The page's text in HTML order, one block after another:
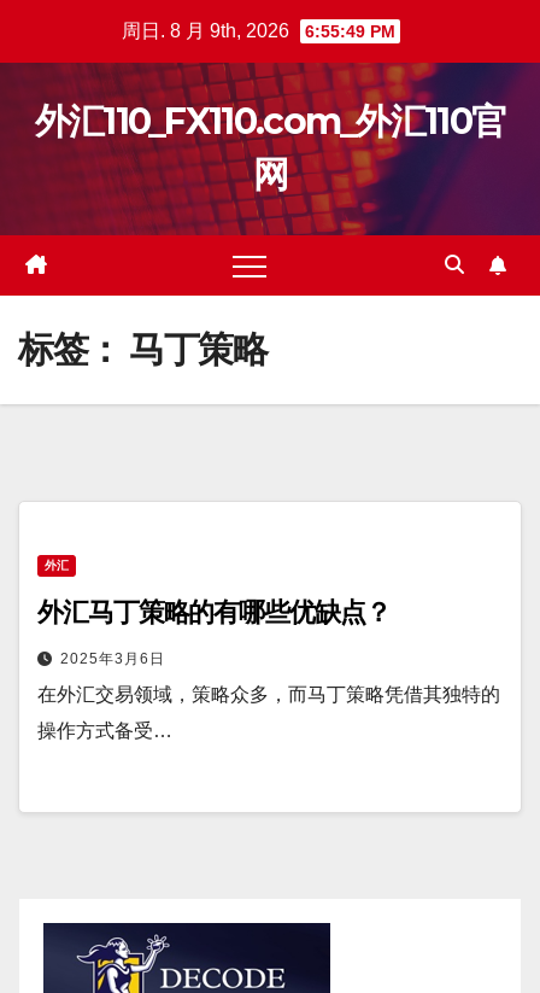
周日. 8 月 9th, 2026 6:55:49 PM
外汇110_FX110.com_外汇110官
网
标签： 马丁策略
外汇
外汇马丁策略的有哪些优缺点？
2025年3月6日
在外汇交易领域，策略众多，而马丁策略凭借其独特的
操作方式备受…